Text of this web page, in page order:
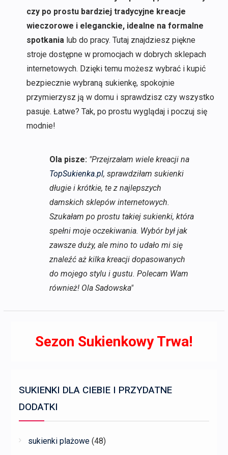
czy po prostu bardziej tradycyjne kreacje
wieczorowe i eleganckie, idealne na formalne
spotkanialub do pracy. Tutaj znajdziesz piękne
stroje dostępne w promocjach w dobrych sklepach
internetowych. Dzięki temu możesz wybrać i kupić
bezpiecznie wybraną sukienkę, spokojnie
przymierzysz ją w domu i sprawdzisz czy wszystko
pasuje. Łatwe? Tak, po prostu wyglądaj i poczuj się
modnie!
Ola pisze: "Przejrzałam wiele kreacji na
TopSukienka.pl, sprawdziłam sukienki
długie i krótkie, te z najlepszych
damskich sklepów internetowych.
Szukałam po prostu takiej sukienki, która
spełni moje oczekiwania. Wybór był jak
zawsze duży, ale mino to udało mi się
znaleźć aż kilka kreacji dopasowanych
do mojego stylu i gustu. Polecam Wam
również! Ola Sadowska"
Sezon Sukienkowy Trwa!
SUKIENKI DLA CIEBIE I PRZYDATNE
DODATKI
sukienki plażowe (48)